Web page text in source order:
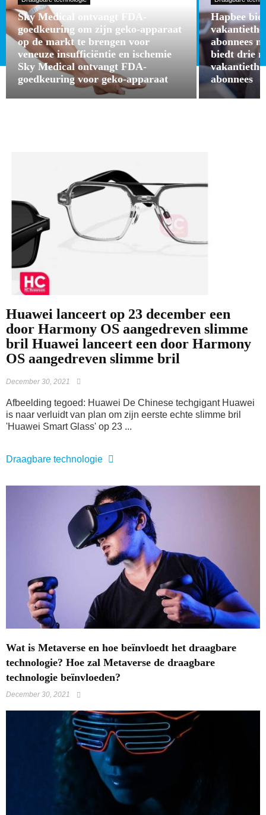
Sky Medical ontvangt FDA-
goedkeuring om zijn geko-apparaat
op de markt te brengen voor
veneuze insufficiëntie en ischemie
Sky Medical ontvangt FDA-
goedkeuring voor geko-apparaat
Hapbee
abonnees
biedt drie
abonnees
Huawei lanceert op 23 december een
door Harmony OS aangedreven slimme
bril Huawei lanceert een door Harmony
OS aangedreven slimme bril
December 30, 2021
Afbeelding tegoed: Huawei De Chinese techgigant Huawei
is naar verluidt van plan om zijn eerste echte slimme bril
'Huawei Smart Glass' op 23 ...
Draagbare technologie
Wat is Metaverse en hoe beïnvloedt het draagbare
technologie? Hoe zal Metaverse de draagbare
technologie beïnvloeden?
December 30, 2021